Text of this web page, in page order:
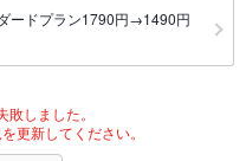
ードプラン1790円→1490円
しました。
更新してください。